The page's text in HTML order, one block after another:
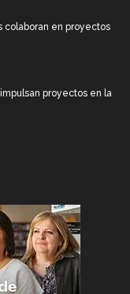
colaboran en proyectos
proyectos en la